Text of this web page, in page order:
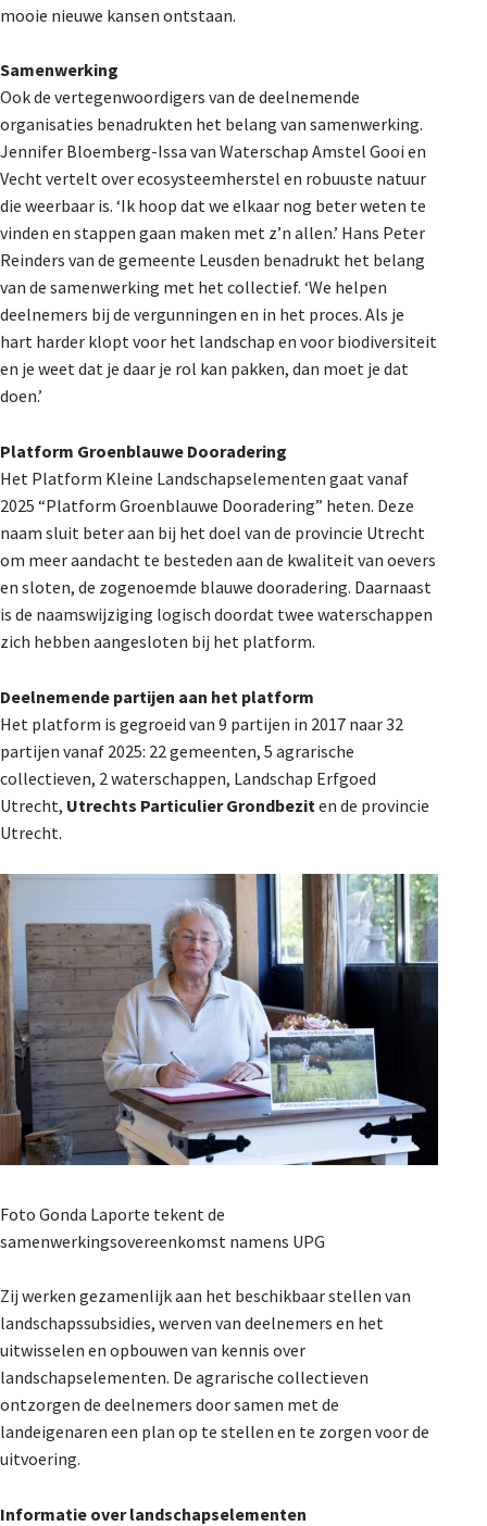
mooie nieuwe kansen ontstaan.
Samenwerking
Ook de vertegenwoordigers van de deelnemende
organisaties benadrukten het belang van samenwerking.
Jennifer Bloemberg-Issa van Waterschap Amstel Gooi en
Vecht vertelt over ecosysteemherstel en robuuste natuur
die weerbaar is. ‘Ik hoop dat we elkaar nog beter weten te
vinden en stappen gaan maken met z’n allen.’ Hans Peter
Reinders van de gemeente Leusden benadrukt het belang
van de samenwerking met het collectief. ‘We helpen
deelnemers bij de vergunningen en in het proces. Als je
hart harder klopt voor het landschap en voor biodiversiteit
en je weet dat je daar je rol kan pakken, dan moet je dat
doen.’
Platform Groenblauwe Dooradering
Het Platform Kleine Landschapselementen gaat vanaf
2025 “Platform Groenblauwe Dooradering” heten. Deze
naam sluit beter aan bij het doel van de provincie Utrecht
om meer aandacht te besteden aan de kwaliteit van oevers
en sloten, de zogenoemde blauwe dooradering. Daarnaast
is de naamswijziging logisch doordat twee waterschappen
zich hebben aangesloten bij het platform.
Deelnemende partijen aan het platform
Het platform is gegroeid van 9 partijen in 2017 naar 32
partijen vanaf 2025: 22 gemeenten, 5 agrarische
collectieven, 2 waterschappen, Landschap Erfgoed
Utrecht, Utrechts Particulier Grondbezit en de provincie
Utrecht.
Foto Gonda Laporte tekent de
samenwerkingsovereenkomst namens UPG
Zij werken gezamenlijk aan het beschikbaar stellen van
landschapssubsidies, werven van deelnemers en het
uitwisselen en opbouwen van kennis over
landschapselementen. De agrarische collectieven
ontzorgen de deelnemers door samen met de
landeigenaren een plan op te stellen en te zorgen voor de
uitvoering.
Informatie over landschapselementen